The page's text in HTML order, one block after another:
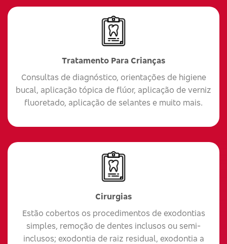
Tratamento Para Crianças
Consultas de diagnóstico, orientações de higiene
bucal, aplicação tópica de flúor, aplicação de verniz
fluoretado, aplicação de selantes e muito mais.
Cirurgias
Estão cobertos os procedimentos de exodontias
simples, remoção de dentes inclusos ou semi-
inclusos; exodontia de raiz residual, exodontia a